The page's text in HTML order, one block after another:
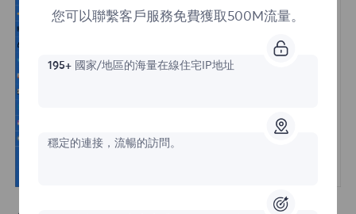
您可以聯繫客戶服務免費獲取500M流量。
195+國家/地區的海量在線住宅IP地址
穩定的連接，流暢的訪問。